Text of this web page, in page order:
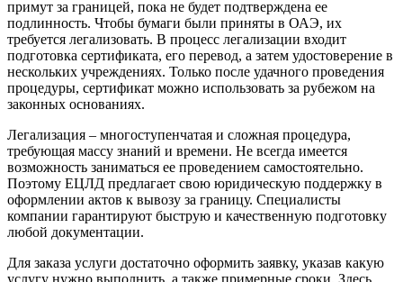
примут за границей, пока не будет подтверждена ее
подлинность. Чтобы бумаги были приняты в ОАЭ, их
требуется легализовать. В процесс легализации входит
подготовка сертификата, его перевод, а затем удостоверение в
нескольких учреждениях. Только после удачного проведения
процедуры, сертификат можно использовать за рубежом на
законных основаниях.
Легализация – многоступенчатая и сложная процедура,
требующая массу знаний и времени. Не всегда имеется
возможность заниматься ее проведением самостоятельно.
Поэтому ЕЦЛД предлагает свою юридическую поддержку в
оформлении актов к вывозу за границу. Специалисты
компании гарантируют быструю и качественную подготовку
любой документации.
Для заказа услуги достаточно оформить заявку, указав какую
услугу нужно выполнить, а также примерные сроки. Здесь